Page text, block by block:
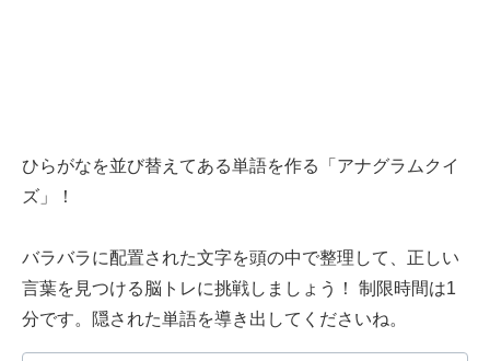
ひらがなを並び替えてある単語を作る「アナグラムクイ
ズ」！
バラバラに配置された文字を頭の中で整理して、正しい
言葉を見つける脳トレに挑戦しましょう！ 制限時間は1
分です。隠された単語を導き出してくださいね。